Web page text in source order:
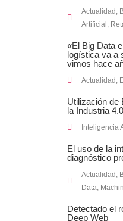
Actualidad ,
Artificial ,
«El Big Data
logística va a
vimos hace
Actualidad ,
Utilización de
la Industria 4.0
Inteligencia
El uso de la
diagnóstico
Actualidad ,
Data,
Detectado el
Deep Web